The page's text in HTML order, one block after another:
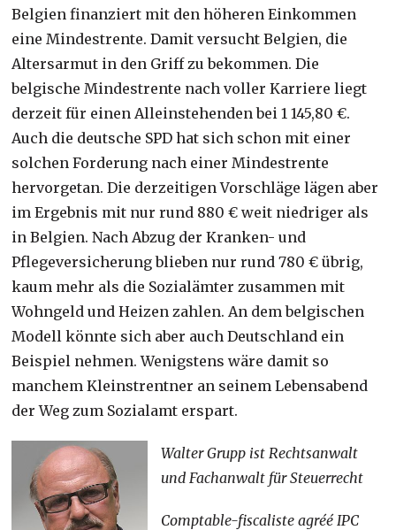
Belgien finanziert mit den höheren Einkommen
eine Mindestrente. Damit versucht Belgien, die
Altersarmut in den Griff zu bekommen. Die
belgische Mindestrente nach voller Karriere liegt
derzeit für einen Alleinstehenden bei 1 145,80 €.
Auch die deutsche SPD hat sich schon mit einer
solchen Forderung nach einer Mindestrente
hervorgetan. Die derzeitigen Vorschläge lägen aber
im Ergebnis mit nur rund 880 € weit niedriger als
in Belgien. Nach Abzug der Kranken- und
Pflegeversicherung blieben nur rund 780 € übrig,
kaum mehr als die Sozialämter zusammen mit
Wohngeld und Heizen zahlen. An dem belgischen
Modell könnte sich aber auch Deutschland ein
Beispiel nehmen. Wenigstens wäre damit so
manchem Kleinstrentner an seinem Lebensabend
der Weg zum Sozialamt erspart.
Walter Grupp ist Rechtsanwalt
und Fachanwalt für Steuerrecht
Comptable-fiscaliste agréé IPC